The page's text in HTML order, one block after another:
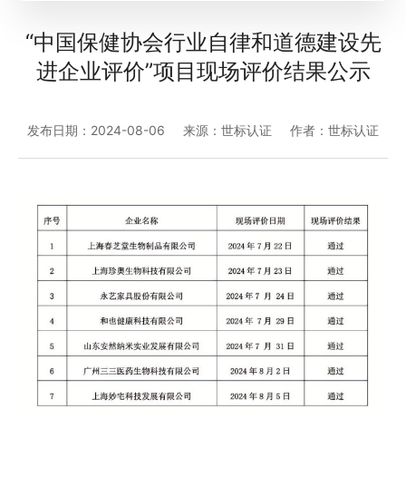
“中国保健协会行业自律和道德建设先
进企业评价”项目现场评价结果公示
发布日期：2024-08-06 来源：世标认证 作者：世标认证